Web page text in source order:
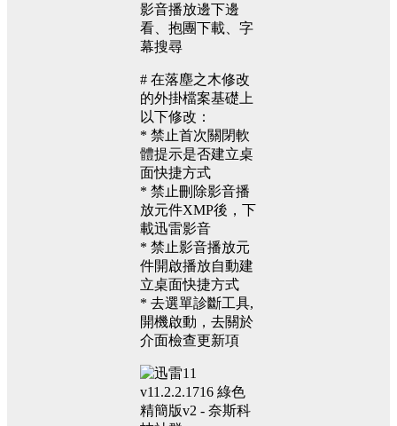
影音播放邊下邊
看、抱團下載、字
幕搜尋
# 在落塵之木修改
的外掛檔案基礎上
以下修改：
* 禁止首次關閉軟
體提示是否建立桌
面快捷方式
* 禁止刪除影音播
放元件XMP後，下
載迅雷影音
* 禁止影音播放元
件開啟播放自動建
立桌面快捷方式
* 去選單診斷工具,
開機啟動，去關於
介面檢查更新項